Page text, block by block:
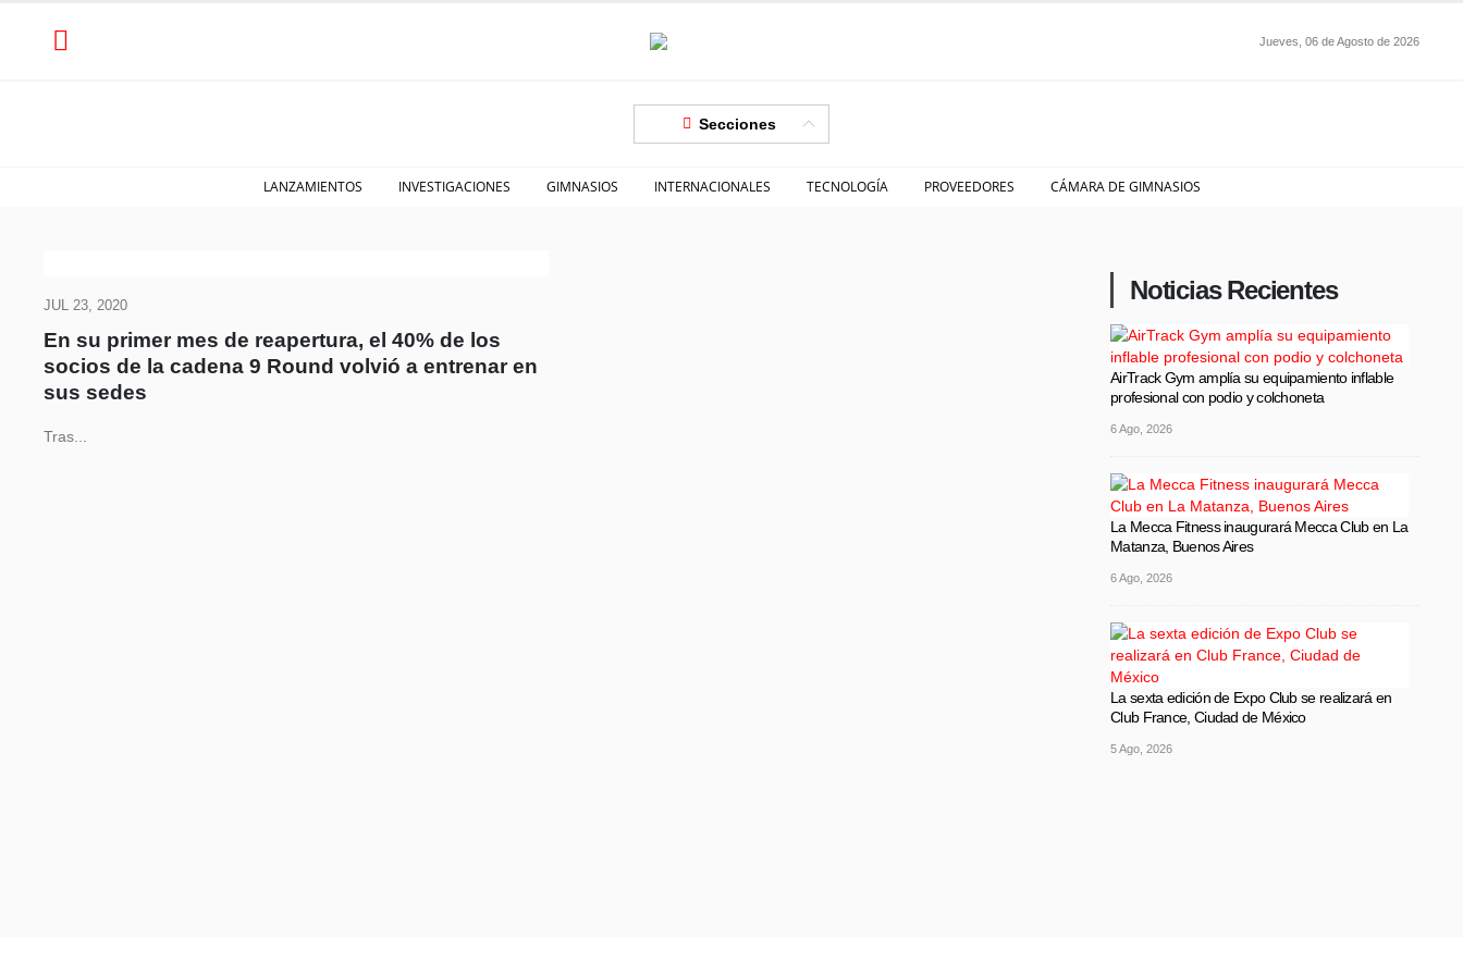
Jueves, 06 de Agosto de 2026
Secciones
LANZAMIENTOS INVESTIGACIONES GIMNASIOS INTERNACIONALES TECNOLOGÍA PROVEEDORES CÁMARA DE GIMNASIOS
JUL 23, 2020
En su primer mes de reapertura, el 40% de los
socios de la cadena 9 Round volvió a entrenar en
sus sedes
Tras...
Noticias Recientes
AirTrack Gym amplía su equipamiento inflable
profesional con podio y colchoneta
6 Ago, 2026
La Mecca Fitness inaugurará Mecca Club en La
Matanza, Buenos Aires
6 Ago, 2026
La sexta edición de Expo Club se realizará en
Club France, Ciudad de México
5 Ago, 2026